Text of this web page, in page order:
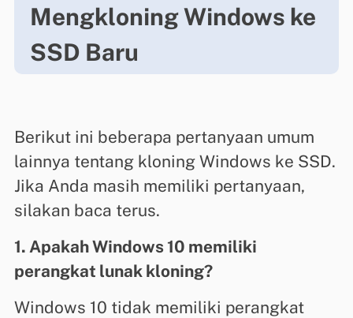
Mengkloning Windows ke
SSD Baru
Berikut ini beberapa pertanyaan umum
lainnya tentang kloning Windows ke SSD.
Jika Anda masih memiliki pertanyaan,
silakan baca terus.
1. Apakah Windows 10 memiliki
perangkat lunak kloning?
Windows 10 tidak memiliki perangkat